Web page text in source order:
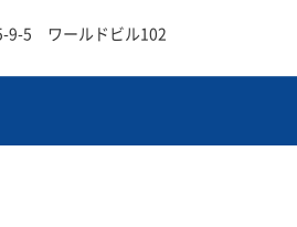
9-5 ワールドビル102